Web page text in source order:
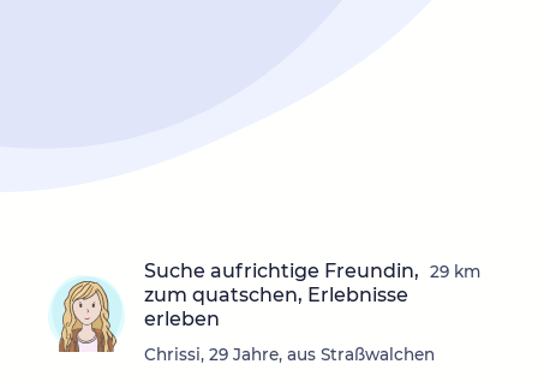
Suche aufrichtige Freundin,
zum quatschen, Erlebnisse
erleben
Chrissi, 29 Jahre, aus Straßwalchen
29 km